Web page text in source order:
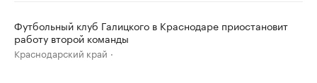
Футбольный клуб Галицкого в Краснодаре приостановит
работу второй команды
Краснодарский край